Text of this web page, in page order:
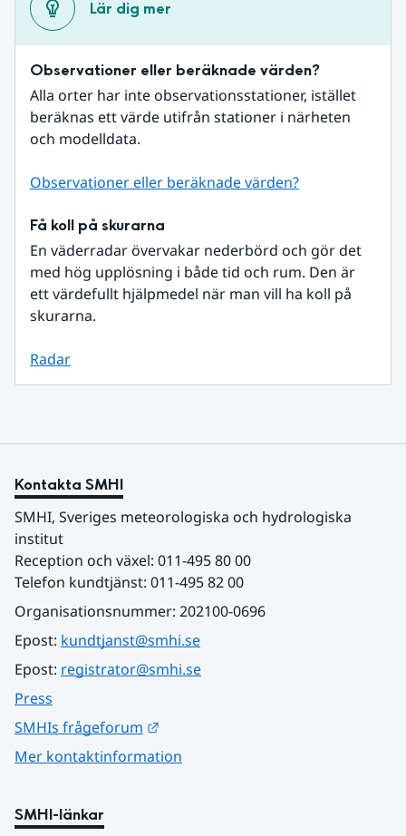
Lär dig mer
Observationer eller beräknade värden?
Alla orter har inte observationsstationer, istället
beräknas ett värde utifrån stationer i närheten
och modelldata.
Observationer eller beräknade värden?
Få koll på skurarna
En väderradar övervakar nederbörd och gör det
med hög upplösning i både tid och rum. Den är
ett värdefullt hjälpmedel när man vill ha koll på
skurarna.
Radar
Kontakta SMHI
SMHI, Sveriges meteorologiska och hydrologiska
institut
Reception och växel: 011-495 80 00
Telefon kundtjänst: 011-495 82 00
Organisationsnummer: 202100-0696
Epost: kundtjanst@smhi.se
Epost: registrator@smhi.se
Press
SMHIs frågeforum
Mer kontaktinformation
SMHI-länkar